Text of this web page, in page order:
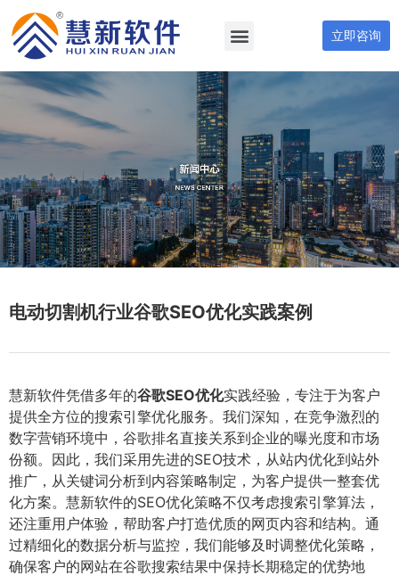
立即咨询
电动切割机行业谷歌SEO优化实践案例
慧新软件凭借多年的谷歌SEO优化实践经验，专注于为客户
提供全方位的搜索引擎优化服务。我们深知，在竞争激烈的
数字营销环境中，谷歌排名直接关系到企业的曝光度和市场
份额。因此，我们采用先进的SEO技术，从站内优化到站外
推广，从关键词分析到内容策略制定，为客户提供一整套优
化方案。慧新软件的SEO优化策略不仅考虑搜索引擎算法，
还注重用户体验，帮助客户打造优质的网页内容和结构。通
过精细化的数据分析与监控，我们能够及时调整优化策略，
确保客户的网站在谷歌搜索结果中保持长期稳定的优势地